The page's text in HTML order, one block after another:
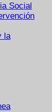
Social
la